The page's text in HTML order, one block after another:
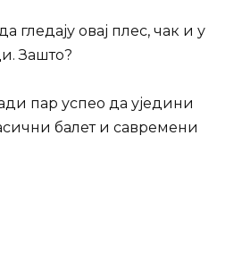
овај плес, чак и у
Зашто?
пар успео да уједини
балет и савремени